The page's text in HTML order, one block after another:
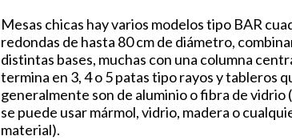
Mesas chicas hay varios modelos tipo BAR
redondas de hasta 80 cm de diámetro,
distintas bases, muchas con una columna
termina en 3, 4 o 5 patas tipo rayos y tableros
generalmente son de aluminio o fibra de vidrio
se puede usar mármol, vidrio, madera o
material).